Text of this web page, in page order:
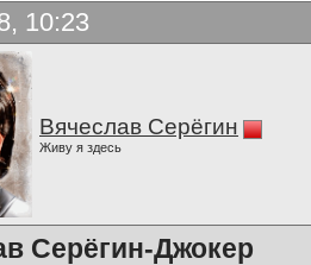
10:23
Вячеслав Серёгин
Живу я здесь
Серёгин-Джокер